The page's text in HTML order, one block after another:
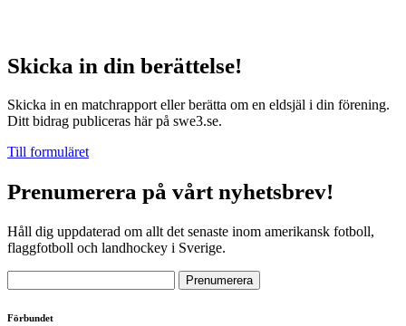
Skicka in din berättelse!
Skicka in en matchrapport eller berätta om en eldsjäl i din förening.
Ditt bidrag publiceras här på swe3.se.
Till formuläret
Prenumerera på vårt nyhetsbrev!
Håll dig uppdaterad om allt det senaste inom amerikansk fotboll,
flaggfotboll och landhockey i Sverige.
Förbundet